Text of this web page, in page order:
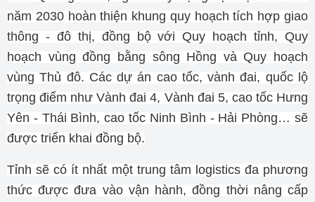
năm 2030 hoàn thiện khung quy hoạch tích hợp giao
thông - đô thị, đồng bộ với Quy hoạch tỉnh, Quy
hoạch vùng đồng bằng sông Hồng và Quy hoạch
vùng Thủ đô. Các dự án cao tốc, vành đai, quốc lộ
trọng điểm như Vành đai 4, Vành đai 5, cao tốc Hưng
Yên - Thái Bình, cao tốc Ninh Bình - Hải Phòng… sẽ
được triển khai đồng bộ.
Tỉnh sẽ có ít nhất một trung tâm logistics đa phương
thức được đưa vào vận hành, đồng thời nâng cấp